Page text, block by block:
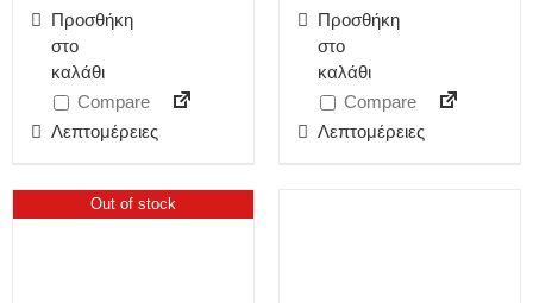
Προσθήκη
στο
καλάθι
Compare
Λεπτομέρειες
Προσθήκη
στο
καλάθι
Compare
Λεπτομέρειες
Out of stock